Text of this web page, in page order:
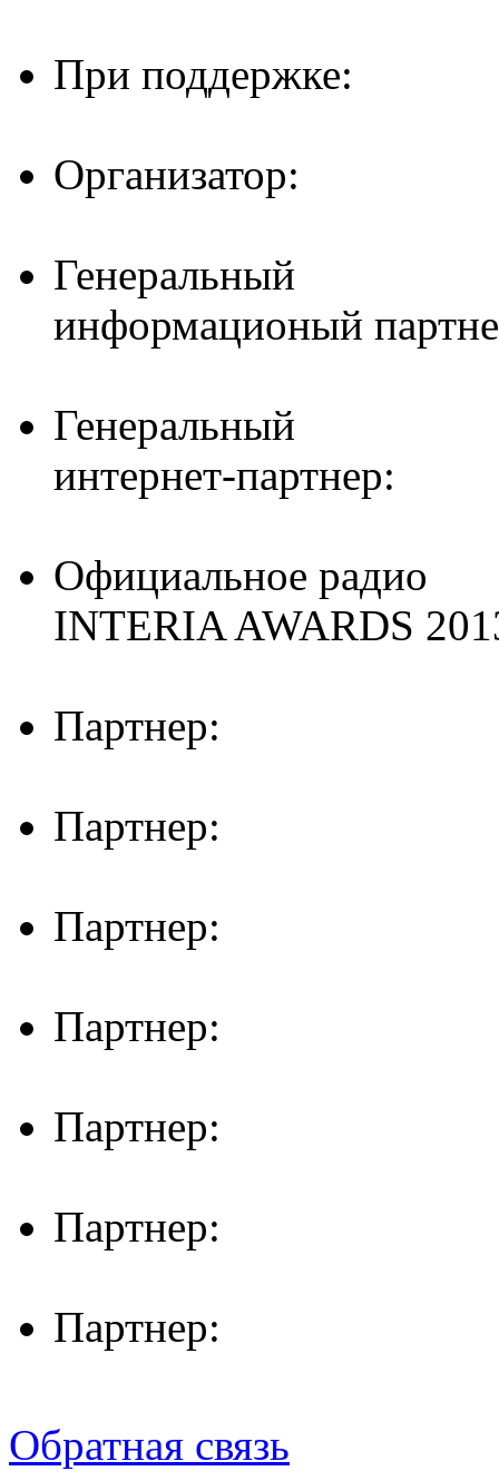
При поддержке:
Организатор:
Генеральный
информационый
Генеральный
интернет-партнер:
Официальное радио
INTERIA AWARDS
Партнер:
Партнер:
Партнер:
Партнер:
Партнер:
Партнер:
Партнер:
Обратная связь